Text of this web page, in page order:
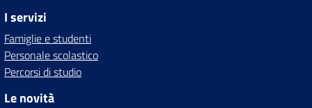
I servizi
Famiglie e studenti
Personale scolastico
Percorsi di studio
Le novità